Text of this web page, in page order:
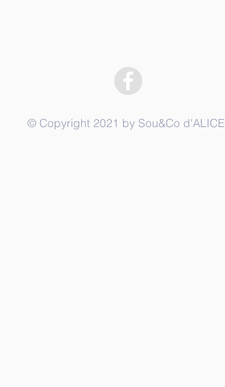
© Copyright 2021 by Sou&Co d'ALICE